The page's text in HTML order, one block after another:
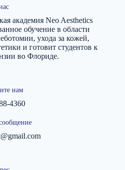
академия Neo Aesthetics
обучение в области
ухода за кожей,
и готовит студентов к
во Флориде.
нам
4360